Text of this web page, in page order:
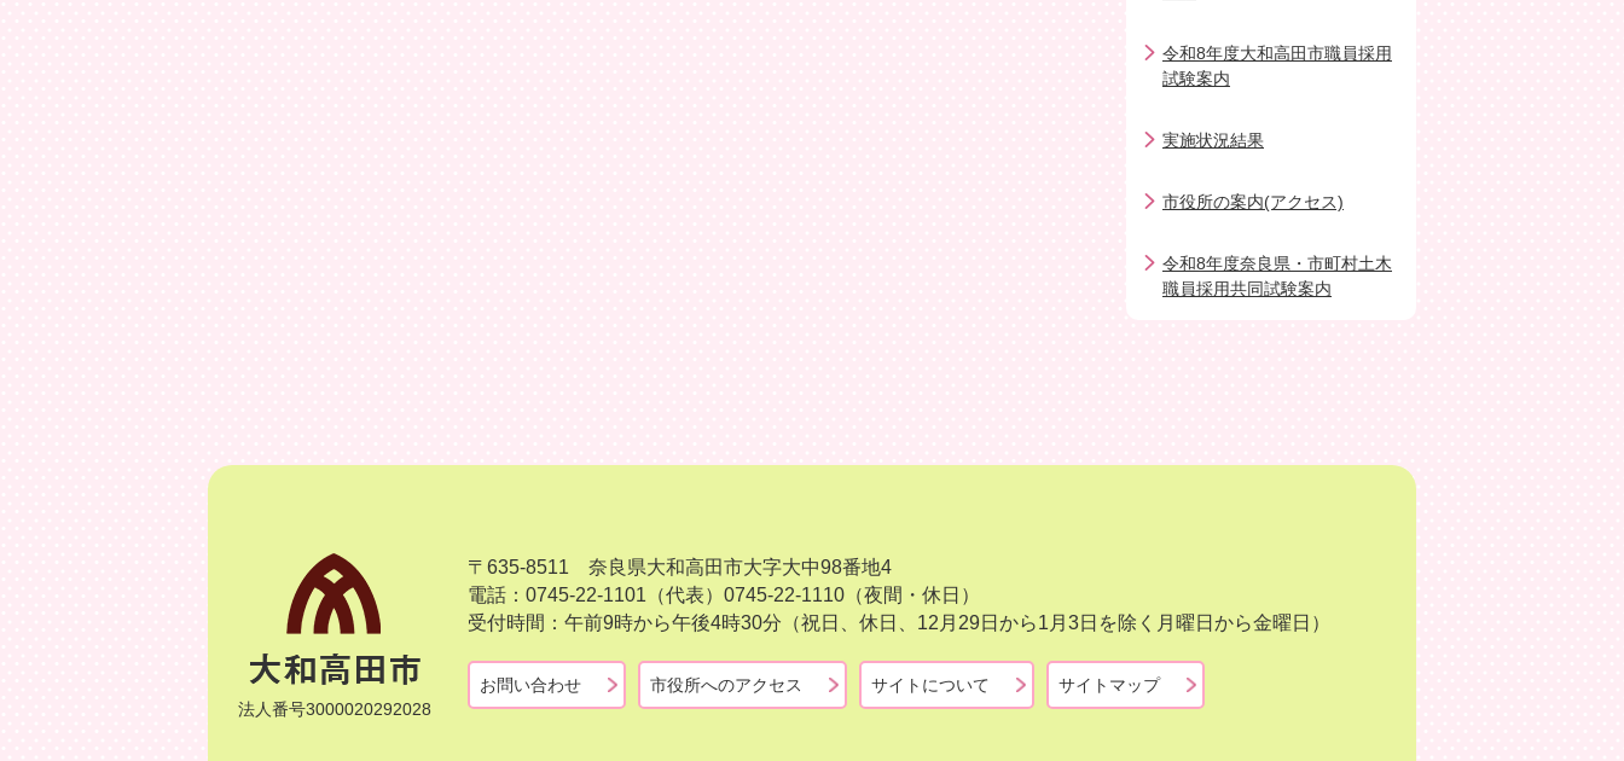
令和8年度大和高田市職員採用
試験案内
実施状況結果
市役所の案内(アクセス)
令和8年度奈良県・市町村土木
職員採用共同試験案内
法人番号3000020292028
〒635-8511 奈良県大和高田市大字大中98番地4
電話：0745-22-1101（代表） 0745-22-1110（夜間・休日）
受付時間：午前9時から午後4時30分（祝日、休日、12月29日から1月3日を除く月曜日から金曜日）
お問い合わせ 市役所へのアクセス サイトについて サイトマップ